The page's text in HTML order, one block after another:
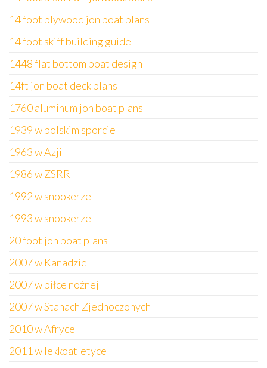
14 foot plywood jon boat plans
14 foot skiff building guide
1448 flat bottom boat design
14ft jon boat deck plans
1760 aluminum jon boat plans
1939 w polskim sporcie
1963 w Azji
1986 w ZSRR
1992 w snookerze
1993 w snookerze
20 foot jon boat plans
2007 w Kanadzie
2007 w piłce nożnej
2007 w Stanach Zjednoczonych
2010 w Afryce
2011 w lekkoatletyce